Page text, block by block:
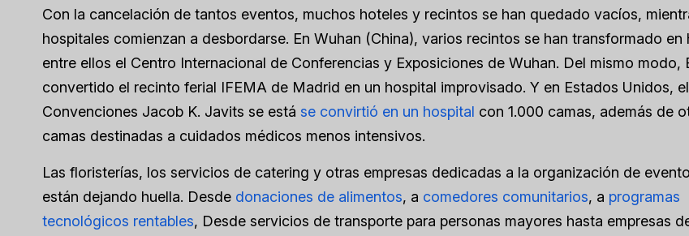
Con la cancelación de tantos eventos, muchos hoteles y recintos se han quedado vacíos,
hospitales comienzan a desbordarse. En Wuhan (China), varios recintos se han transformado en
entre ellos el Centro Internacional de Conferencias y Exposiciones de Wuhan. Del mismo modo,
convertido el recinto ferial IFEMA de Madrid en un hospital improvisado. Y en Estados Unidos,
Convenciones Jacob K. Javits se está se convirtió en un hospital con 1.000 camas, además de
camas destinadas a cuidados médicos menos intensivos.
Las floristerías, los servicios de catering y otras empresas dedicadas a la organización de
están dejando huella. Desde donaciones de alimentos, a comedores comunitarios, a programas
tecnológicos rentables, Desde servicios de transporte para personas mayores hasta empresas